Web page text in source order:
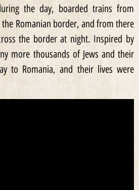
the day, boarded trains from
Romanian border, and from there
the border at night. Inspired by
more thousands of Jews and their
to Romania, and their lives were